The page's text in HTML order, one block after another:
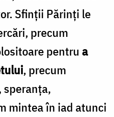
Sfinții Părinți le
precum
pentru a
, precum
speranța,
mintea în iad atunci